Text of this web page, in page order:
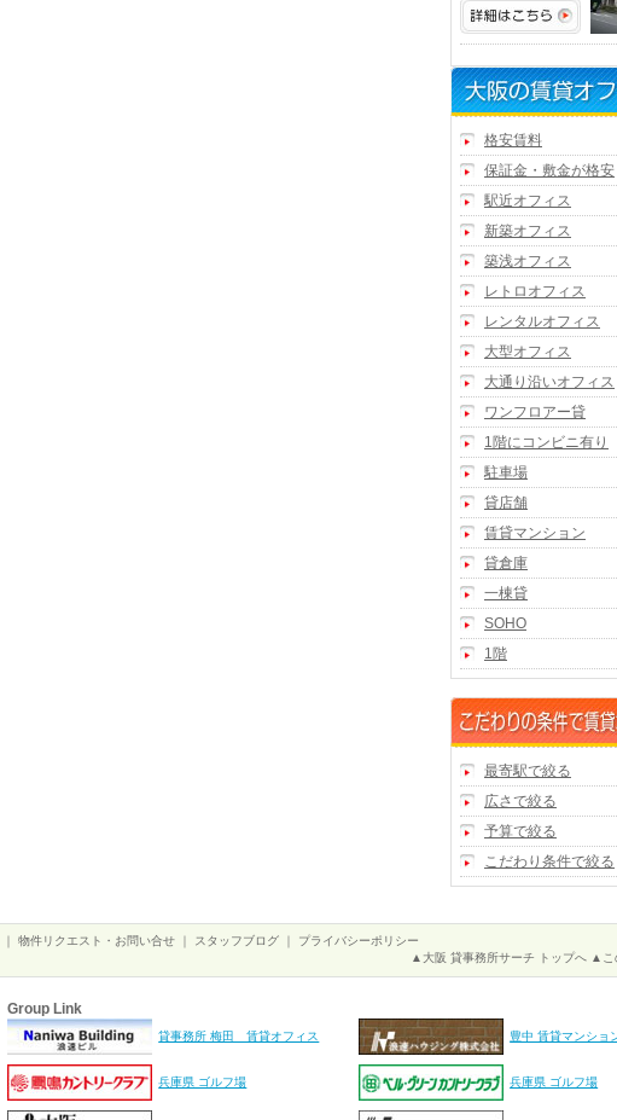
格安賃料
保証金・敷金が格安
駅近オフィス
新築オフィス
築浅オフィス
レトロオフィス
レンタルオフィス
大型オフィス
大通り沿いオフィス
ワンフロアー貸
1階にコンビニ有り
駐車場
貸店舗
賃貸マンション
貸倉庫
一棟貸
SOHO
1階
最寄駅で絞る
広さで絞る
予算で絞る
こだわり条件で絞る
物件リクエスト・お問い合せ スタッフブログ
プライバシーポリシー
▲大阪 貸事務所サーチ トップへ ▲こ
Group Link
貸事務所 梅田 賃貸オフィス 豊中 賃貸マンショ
兵庫県 ゴルフ場 兵庫県 ゴルフ場